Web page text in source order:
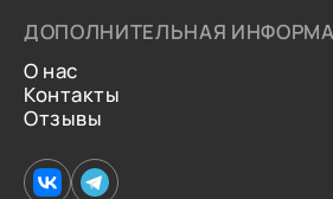
ДОПОЛНИТЕЛЬНАЯ
О нас
Контакты
Отзывы